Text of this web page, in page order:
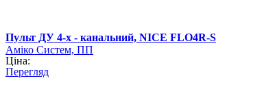
Пульт ДУ 4-x - канальний, NICE FLO4R-S
Аміко Систем, ПП
Ціна:
Перегляд